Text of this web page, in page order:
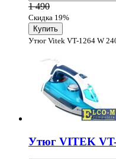
1 490
Скидка 19%
Утюг Vitek VT-1264 W
Утюг VITEK VT-